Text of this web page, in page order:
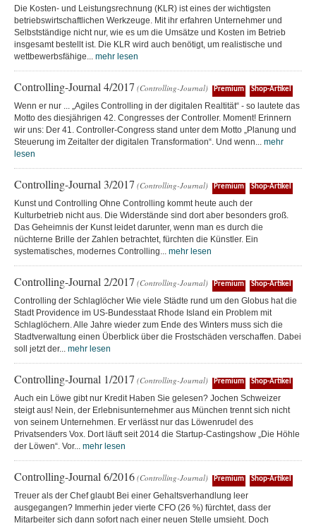
Die Kosten- und Leistungsrechnung (KLR) ist eines der wichtigsten
betriebswirtschaftlichen Werkzeuge. Mit ihr erfahren Unternehmer und
Selbstständige nicht nur, wie es um die Umsätze und Kosten im Betrieb
insgesamt bestellt ist. Die KLR wird auch benötigt, um realistische und
wettbewerbsfähige... mehr lesen
Controlling-Journal 4/2017 (Controlling-Journal) Premium Shop-Artikel
Wenn er nur ... „Agiles Controlling in der digitalen Realtität“ - so lautete das
Motto des diesjährigen 42. Congresses der Controller. Moment! Erinnern
wir uns: Der 41. Controller-Congress stand unter dem Motto „Planung und
Steuerung im Zeitalter der digitalen Transformation“. Und wenn... mehr
lesen
Controlling-Journal 3/2017 (Controlling-Journal) Premium Shop-Artikel
Kunst und Controlling Ohne Controlling kommt heute auch der
Kulturbetrieb nicht aus. Die Widerstände sind dort aber besonders groß.
Das Geheimnis der Kunst leidet darunter, wenn man es durch die
nüchterne Brille der Zahlen betrachtet, fürchten die Künstler. Ein
systematisches, modernes Controlling... mehr lesen
Controlling-Journal 2/2017 (Controlling-Journal) Premium Shop-Artikel
Controlling der Schlaglöcher Wie viele Städte rund um den Globus hat die
Stadt Providence im US-Bundesstaat Rhode Island ein Problem mit
Schlaglöchern. Alle Jahre wieder zum Ende des Winters muss sich die
Stadtverwaltung einen Überblick über die Frostschäden verschaffen. Dabei
soll jetzt der... mehr lesen
Controlling-Journal 1/2017 (Controlling-Journal) Premium Shop-Artikel
Auch ein Löwe gibt nur Kredit Haben Sie gelesen? Jochen Schweizer
steigt aus! Nein, der Erlebnisunternehmer aus München trennt sich nicht
von seinem Unternehmen. Er verlässt nur das Löwenrudel des
Privatsenders Vox. Dort läuft seit 2014 die Startup-Castingshow „Die Höhle
der Löwen“. Vor... mehr lesen
Controlling-Journal 6/2016 (Controlling-Journal) Premium Shop-Artikel
Treuer als der Chef glaubt Bei einer Gehaltsverhandlung leer
ausgegangen? Immerhin jeder vierte CFO (26 %) fürchtet, dass der
Mitarbeiter sich dann sofort nach einer neuen Stelle umsieht. Doch